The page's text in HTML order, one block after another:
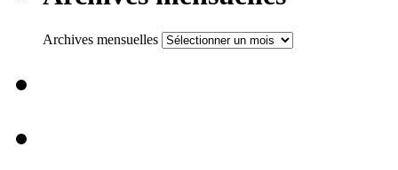
Archives mensuelles